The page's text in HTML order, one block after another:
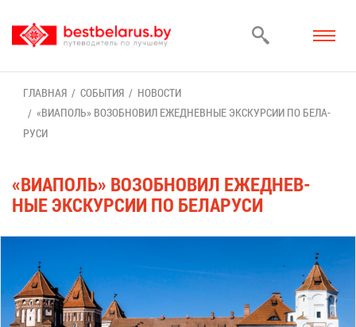
ГЛАВ­НАЯ СО­БЫ­ТИЯ
НО­ВО­СТИ
«ВИА­ПОЛЬ» ВОЗ­ОБ­НО­ВИЛ ЕЖЕ­ДНЕВ­НЫЕ ЭКС­КУР­СИИ ПО БЕ­ЛА­
РУ­СИ
«ВИА­ПОЛЬ» ВОЗ­ОБ­НО­ВИЛ ЕЖЕ­ДНЕВ­
НЫЕ ЭКС­КУР­СИИ ПО БЕ­ЛА­РУ­СИ